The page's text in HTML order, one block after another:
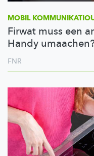
MOBIL
Firwat muss een
Handy
FNR